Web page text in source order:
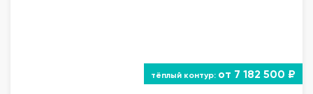
от 7 182 500 ₽